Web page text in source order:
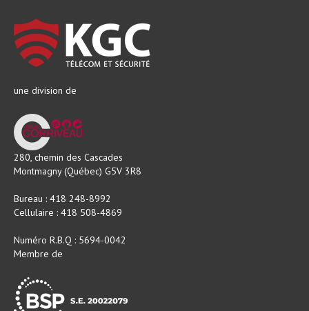
une division de
280, chemin des Cascades
Montmagny (Québec) G5V 3R8
Bureau : 418 248-8992
Cellulaire : 418 508-4869
Numéro R.B.Q : 5694-0042
Membre de